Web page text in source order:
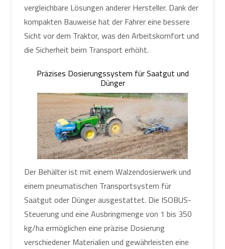
vergleichbare Lösungen anderer Hersteller. Dank der
kompakten Bauweise hat der Fahrer eine bessere
Sicht vor dem Traktor, was den Arbeitskomfort und
die Sicherheit beim Transport erhöht.
Präzises Dosierungssystem für Saatgut und
Dünger
Der Behälter ist mit einem Walzendosierwerk und
einem pneumatischen Transportsystem für
Saatgut oder Dünger ausgestattet. Die ISOBUS-
Steuerung und eine Ausbringmenge von 1 bis 350
kg/ha ermöglichen eine präzise Dosierung
verschiedener Materialien und gewährleisten eine